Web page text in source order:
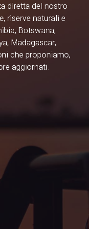
diretta del nostro
riserve naturali e
Botswana,
Madagascar,
che proponiamo,
aggiornati.